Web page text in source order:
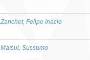
Zanchet, Felipe Inácio
Matsui, Sussumo